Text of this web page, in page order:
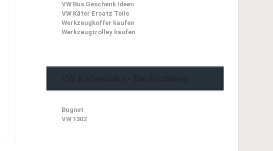
VW Bus Geschenk Ideen
VW Käfer Ersatz Teile
Werkzeugkoffer kaufen
Werkzeugtrolley kaufen
Bugnet
VW 1302